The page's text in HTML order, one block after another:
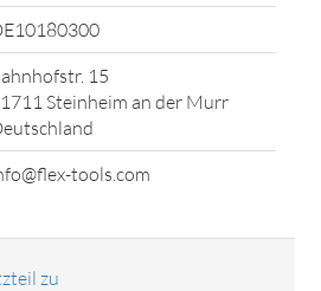
15
Steinheim an der Murr
tools.com
zu